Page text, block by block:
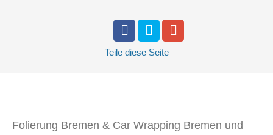
Teile diese Seite
Folierung Bremen & Car Wrapping Bremen und